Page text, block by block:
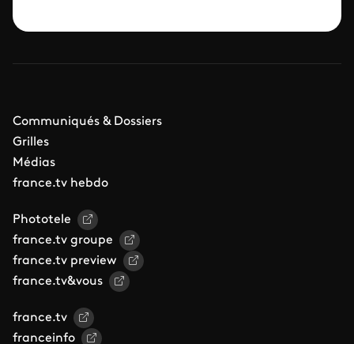
Communiqués & Dossiers
Grilles
Médias
france.tv hebdo
Phototele
france.tv groupe
france.tv preview
france.tv&vous
france.tv
franceinfo